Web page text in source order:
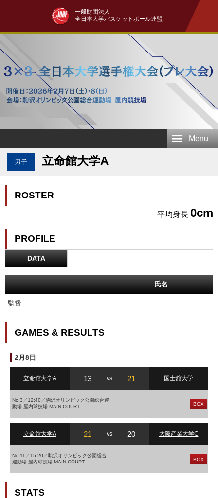
一般財団法人
全日本大学バスケットボール連盟
Menu
男子 立命館大学A
ROSTER
平均身長 0cm
PROFILE
DATA
氏名
監督
GAMES & RESULTS
2月8日
立命館大学A 13 vs 21 国士舘大学
No.3／12:40／駒沢オリンピック公園総合運
動場 屋内球技場 MAIN COURT
BOX
立命館大学A 21 vs 20 大阪産業大学C
No.11／15:20／駒沢オリンピック公園総合
運動場 屋内球技場 MAIN COURT
BOX
STATS